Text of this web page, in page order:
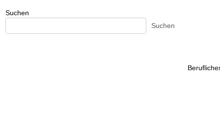
Suchen
Suchen